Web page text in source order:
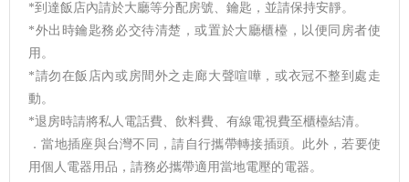
*到達飯店內請於大廳等分配房號、鑰匙，並請保持安靜。
*外出時鑰匙務必交待清楚，或置於大廳櫃檯，以便同房者使
用。
*請勿在飯店內或房間外之走廊大聲喧嘩，或衣冠不整到處走
動。
*退房時請將私人電話費、飲料費、有線電視費至櫃檯結清。
．當地插座與台灣不同，請自行攜帶轉接插頭。此外，若要使
用個人電器用品，請務必攜帶適用當地電壓的電器。